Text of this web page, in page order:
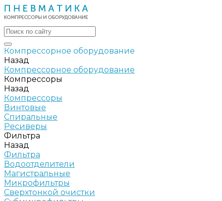
Компрессорное оборудование
Назад
Компрессорное оборудование
Компрессоры
Назад
Компрессоры
Винтовые
Спиральные
Ресиверы
Фильтра
Назад
Фильтра
Водоотделители
Магистральные
Микрофильтры
Сверхтонкой очистки